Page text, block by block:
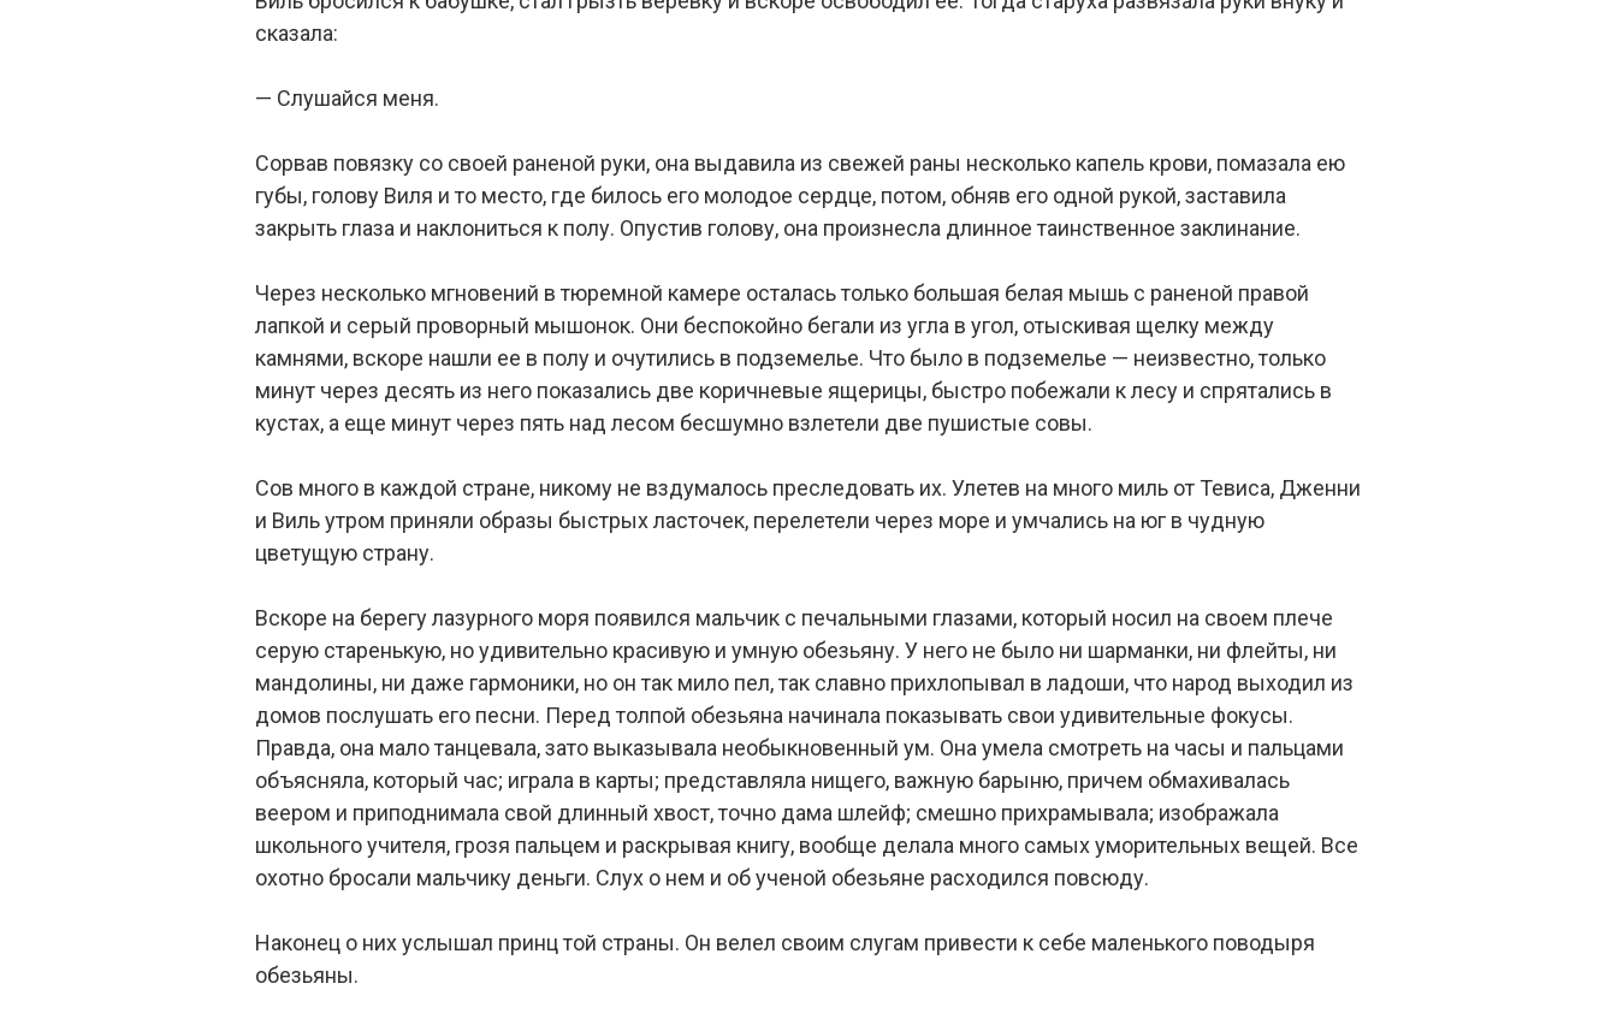
сказала:
— Слушайся меня.
Сорвав повязку со своей раненой руки, она выдавила из свежей раны несколько капель крови, помазала ею
губы, голову Виля и то место, где билось его молодое сердце, потом, обняв его одной рукой, заставила
закрыть глаза и наклониться к полу. Опустив голову, она произнесла длинное таинственное заклинание.
Через несколько мгновений в тюремной камере осталась только большая белая мышь с раненой правой
лапкой и серый проворный мышонок. Они беспокойно бегали из угла в угол, отыскивая щелку между
камнями, вскоре нашли ее в полу и очутились в подземелье. Что было в подземелье — неизвестно, только
минут через десять из него показались две коричневые ящерицы, быстро побежали к лесу и спрятались в
кустах, а еще минут через пять над лесом бесшумно взлетели две пушистые совы.
Сов много в каждой стране, никому не вздумалось преследовать их. Улетев на много миль от Тевиса, Дженни
и Виль утром приняли образы быстрых ласточек, перелетели через море и умчались на юг в чудную
цветущую страну.
Вскоре на берегу лазурного моря появился мальчик с печальными глазами, который носил на своем плече
серую старенькую, но удивительно красивую и умную обезьяну. У него не было ни шарманки, ни флейты, ни
мандолины, ни даже гармоники, но он так мило пел, так славно прихлопывал в ладоши, что народ выходил из
домов послушать его песни. Перед толпой обезьяна начинала показывать свои удивительные фокусы.
Правда, она мало танцевала, зато выказывала необыкновенный ум. Она умела смотреть на часы и пальцами
объясняла, который час; играла в карты; представляла нищего, важную барыню, причем обмахивалась
веером и приподнимала свой длинный хвост, точно дама шлейф; смешно прихрамывала; изображала
школьного учителя, грозя пальцем и раскрывая книгу, вообще делала много самых уморительных вещей. Все
охотно бросали мальчику деньги. Слух о нем и об ученой обезьяне расходился повсюду.
Наконец о них услышал принц той страны. Он велел своим слугам привести к себе маленького поводыря
обезьяны.